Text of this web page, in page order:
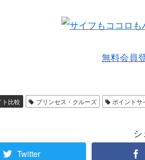
無料会員
ト比較 プリンセス・クルーズ ポイントサ
Twitter